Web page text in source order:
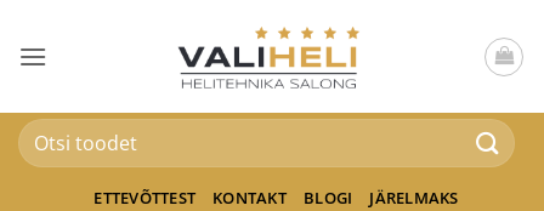
content
Otsi:
ETTEVÕTTEST KONTAKT BLOGI JÄRELMAKS